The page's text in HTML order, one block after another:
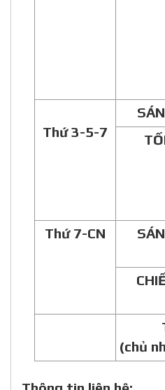
Thứ 3-5-7
S
Thứ 7-CN
(chủ